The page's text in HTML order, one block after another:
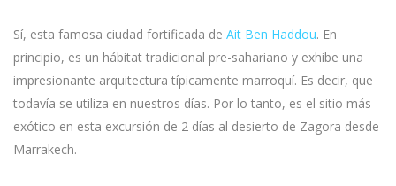
Sí, esta famosa ciudad fortificada de Ait Ben Haddou. En
principio, es un hábitat tradicional pre-sahariano y exhibe una
impresionante arquitectura típicamente marroquí. Es decir, que
todavía se utiliza en nuestros días. Por lo tanto, es el sitio más
exótico en esta excursión de 2 días al desierto de Zagora desde
Marrakech.